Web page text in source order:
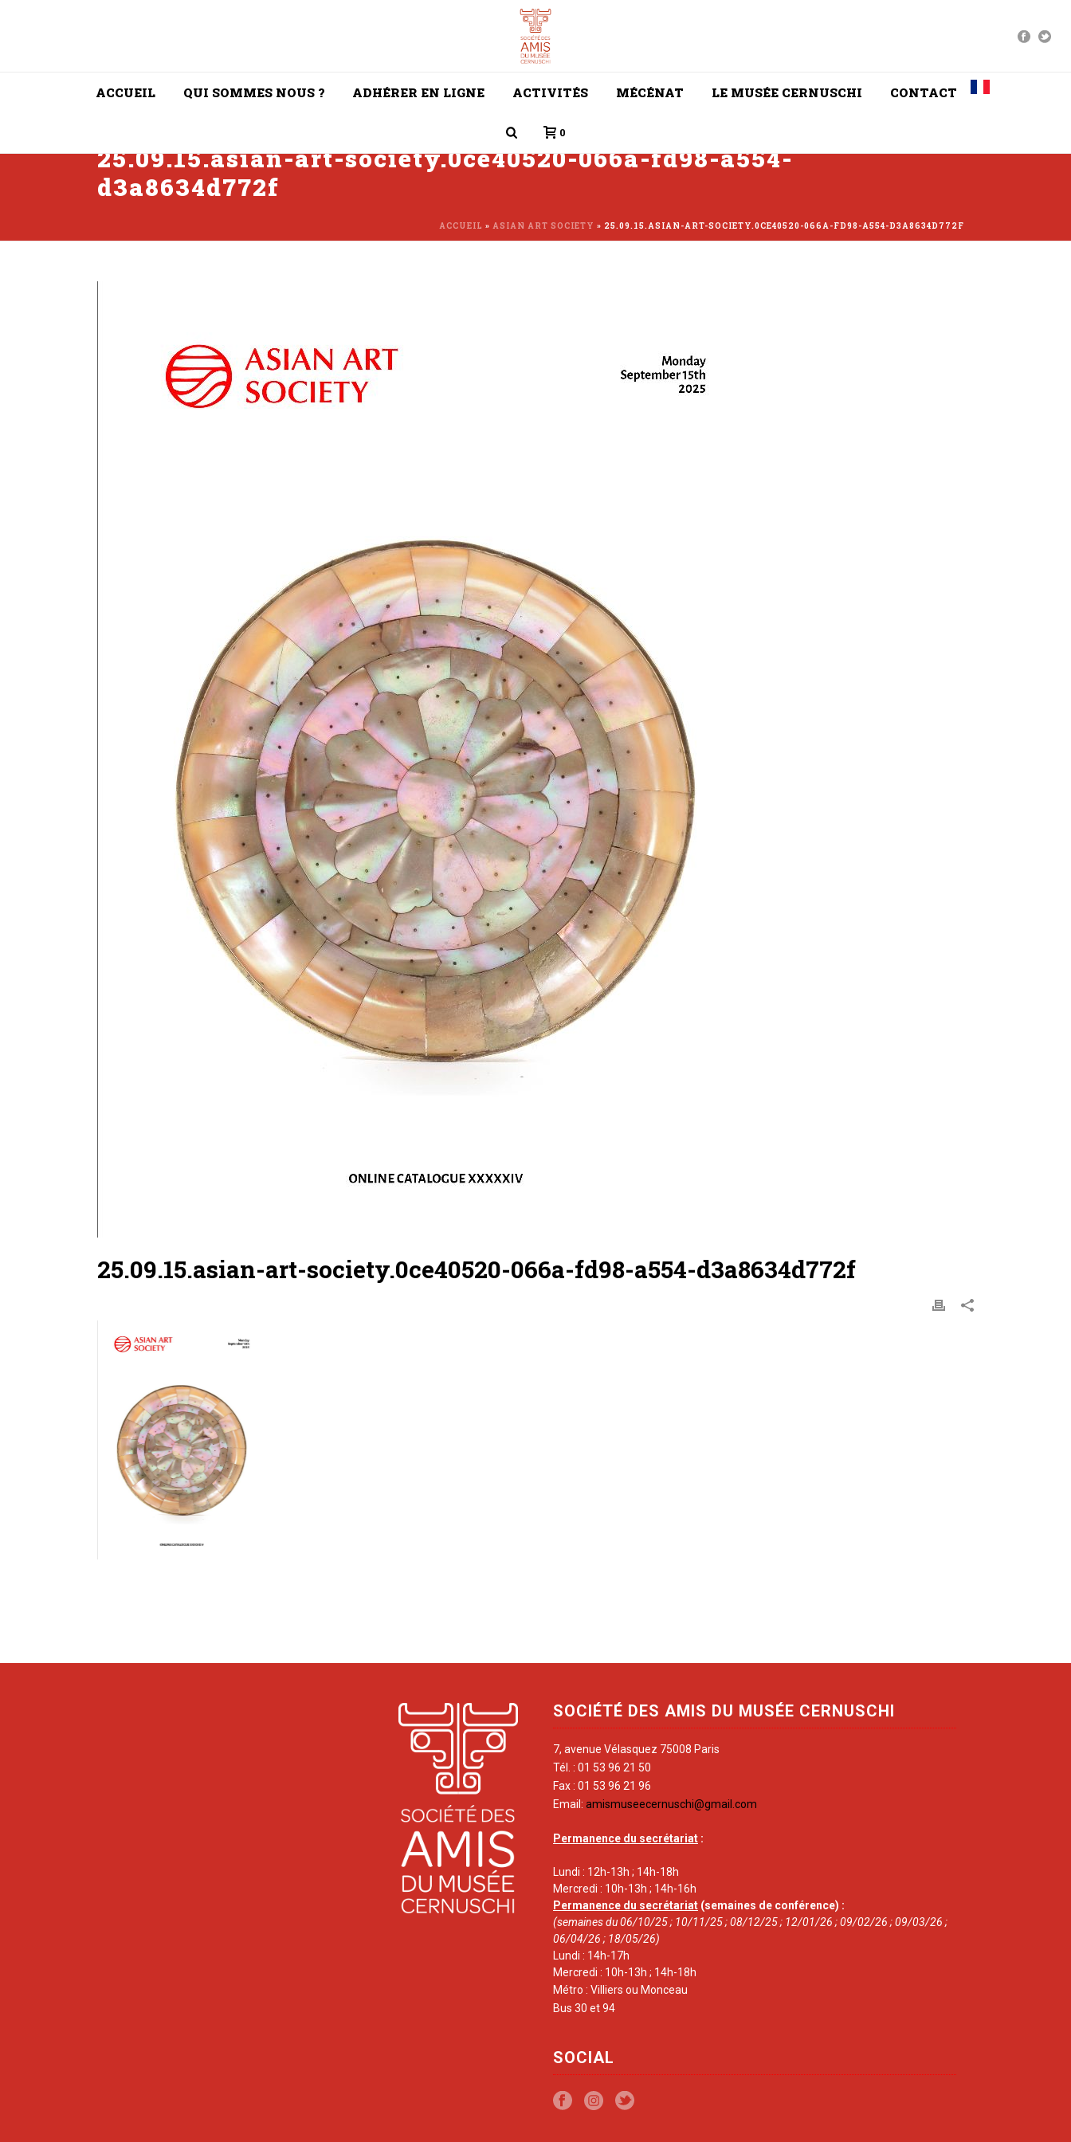
ACCUEIL QUI SOMMES NOUS ? ADHÉRER EN LIGNE ACTIVITÉS MÉCÉNAT LE MUSÉE CERNUSCHI CONTACT
0
25.09.15.asian-art-society.0ce40520-066a-fd98-a554-
d3a8634d772f
ACCUEIL » ASIAN ART SOCIETY » 25.09.15.ASIAN-ART-SOCIETY.0CE40520-066A-FD98-A554-D3A8634D772F
25.09.15.asian-art-society.0ce40520-066a-fd98-a554-d3a8634d772f
SOCIÉTÉ DES AMIS DU MUSÉE CERNUSCHI
7, avenue Vélasquez 75008 Paris
Tél. : 01 53 96 21 50
Fax : 01 53 96 21 96
Email: amismuseecernuschi@gmail.com
Permanence du secrétariat :
Lundi : 12h-13h ; 14h-18h
Mercredi : 10h-13h ; 14h-16h
Permanence du secrétariat (semaines de conférence) :
(semaines du 06/10/25 ; 10/11/25 ; 08/12/25 ; 12/01/26 ; 09/02/26 ; 09/03/26 ;
06/04/26 ; 18/05/26)
Lundi : 14h-17h
Mercredi : 10h-13h ; 14h-18h
Métro : Villiers ou Monceau
Bus 30 et 94
SOCIAL